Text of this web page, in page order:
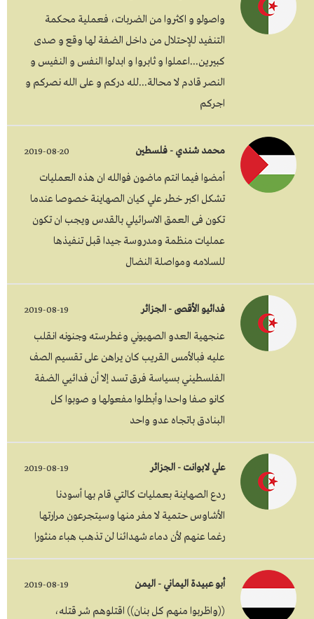
واصولو و اكثروا من الضربات، فعملية محكمة
التنفيد للإحتلال من داخل الضفة لها وقع و صدى
كبيرين...اعملوا و ثابروا و ابدلوا النفس و النفيس و
النصر قادم لا محالة...لله دركم و على الله نصركم و
اجركم
محمد شندي - فلسطين 2019-08-20
أمضوا فيما انتم ماضون فوالله ان هذه العمليات
تشكل اكبر خطر علي كيان الصهاينة خصوصا عندما
تكون فى العمق الاسرائيلي بالقدس ويجب ان تكون
عمليات منظمة ومدروسة جيدا قبل تنفيذها
للسلامه ومواصلة النضال
فدائيو الأقصى - الجزائر 2019-08-19
عنجهية العدو الصهيوني وغطرسته وجنونه انقلب
عليه فبالأمس القريب كان يراهن على تقسيم الصف
الفلسطيني بسياسة فرق تسد إلا أن فدائيي الضفة
كانو صفا واحدا وأبطلوا مفعولها و صوبوا كل
البنادق باتجاه عدو واحد
علي لابوانت - الجزائر 2019-08-19
ردع الصهاينة بعمليات كالتي قام بها أسودنا
الأشاوس حتمية لا مفر منها وسيتجرعون مرارتها
رغما عنهم لأن دماء شهدائنا لن تذهب هباء منثورا
أبو عبيدة اليماني - اليمن 2019-08-19
((واظربوا منهم كل بنان)) اقتلوهم شر قتله،